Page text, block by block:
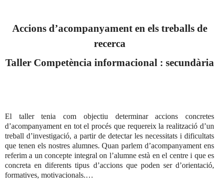
Accions d’acompanyament en els treballs de
recerca
Taller Competència informacional : secundària
El taller tenia com objectiu determinar accions concretes
d’acompanyament en tot el procés que requereix la realització d’un
treball d’investigació, a partir de detectar les necessitats i dificultats
que tenen els nostres alumnes. Quan parlem d’acompanyament ens
referim a un concepte integral on l’alumne està en el centre i que es
concreta en diferents tipus d’accions que poden ser d’orientació,
formatives, motivacionals.…